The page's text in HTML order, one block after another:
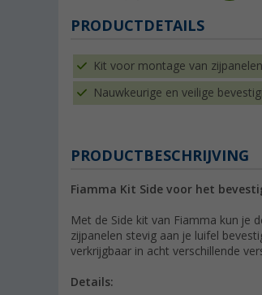
PRODUCTDETAILS
Kit voor montage van
Nauwkeurige en veilige
PRODUCTBESCHRIJVING
Fiamma Kit Side voor het
Met de Side kit van Fiamma kun je
zijpanelen stevig aan je luifel
verkrijgbaar in acht verschillende
Details: